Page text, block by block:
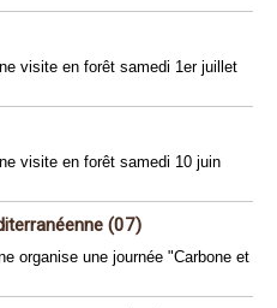
visite en forêt samedi 1er juillet
visite en forêt samedi 10 juin
(07)
organise une journée "Carbone et